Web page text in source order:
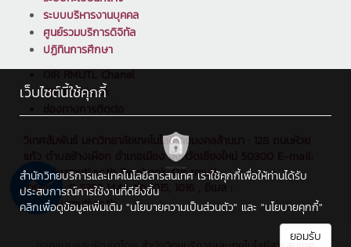
ระบบบริหารงานบุคคล
ศูนย์รวมบริการดิจิทัล
ปฏิทินการศึกษา
OIR RMUTL Chanel
OIR Facebook
วิเทศสัมพันธ์ มหาวิทยาลัยเทคโนโลยีราชมงคลล้านนา : 128 ถนนห้วย
แก้ว ตำบลช้างเผือก อำเภอเมือง จังหวัดเชียงใหม่ 50300 E-mail:
oir@edu.rmutl.ac.th Facebook: Oir rmutl
โทรศัพท์ : 0 5392 1444 ต่อ 1015, 1016 , อีเมล :
oir@edu.rmutl.ac.th
เว็บไซต์นี้ใช้คุกกี้
สำนักวิทยบริการและเทคโนโลยีสารสนเทศ เราใช้คุกกี้เพื่อให้ท่านได้รับ
ประสบการณ์การใช้งานที่ดียิ่งขึ้น
คลิกเพื่อดูข้อมูลเพิ่มเติม "นโยบายความเป็นส่วนตัว" และ "นโยบายคุกกี้"
ยอมรับ